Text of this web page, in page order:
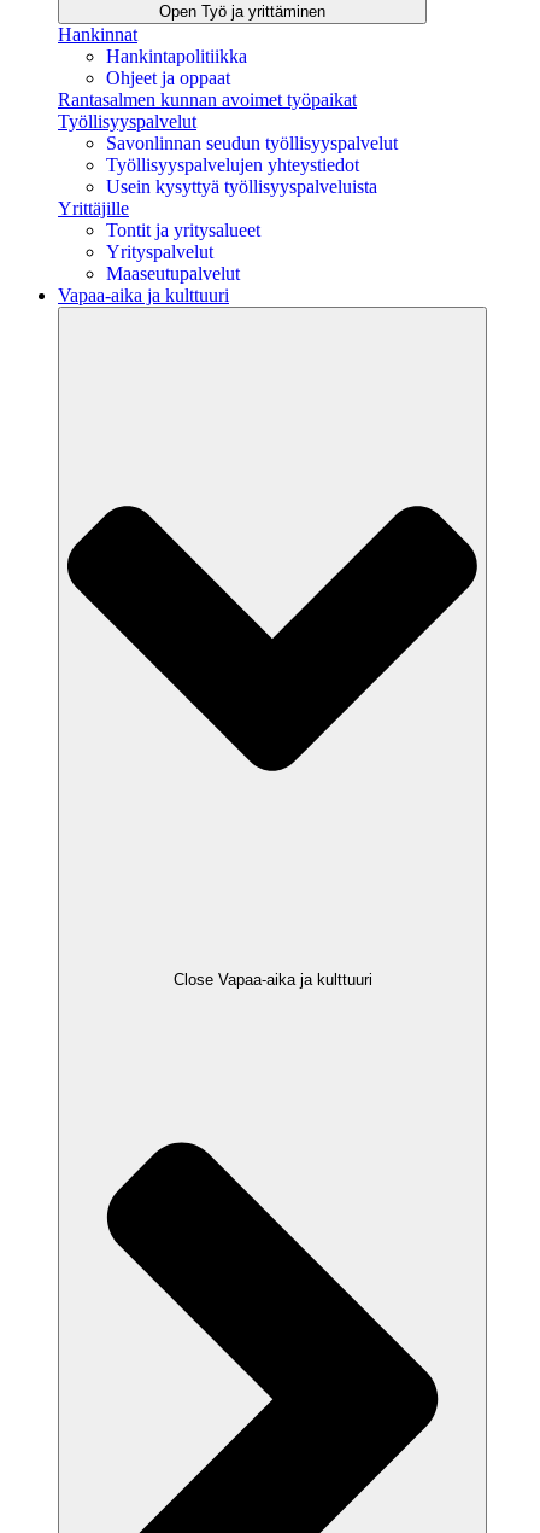
Open Työ ja yrittäminen
Hankinnat
Hankintapolitiikka
Ohjeet ja oppaat
Rantasalmen kunnan avoimet työpaikat
Työllisyyspalvelut
Savonlinnan seudun työllisyyspalvelut
Työllisyyspalvelujen yhteystiedot
Usein kysyttyä työllisyyspalveluista
Yrittäjille
Tontit ja yritysalueet
Yrityspalvelut
Maaseutupalvelut
Vapaa-aika ja kulttuuri
Close Vapaa-aika ja kulttuuri